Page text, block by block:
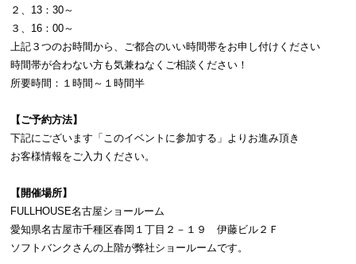
２、13：30～
３、16：00～
上記３つのお時間から、ご都合のいい時間帯をお申し付けください
時間帯が合わない方も気兼ねなくご相談ください！
所要時間：１時間～１時間半
【ご予約方法】
下記にございます「このイベントに参加する」よりお進み頂き
お客様情報をご入力ください。
【開催場所】
FULLHOUSE名古屋ショールーム
愛知県名古屋市千種区春岡１丁目２－１９ 伊藤ビル２Ｆ
ソフトバンクさんの上階が弊社ショールームです。